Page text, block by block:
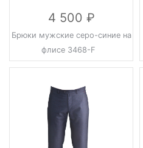
4 500
Брюки мужские серо-синие на
флисе 3468-F